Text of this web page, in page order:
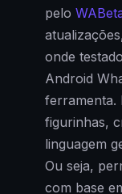
pelo
onde
Android
ferramenta.
figurinhas,
linguagem
Ou seja,
com base